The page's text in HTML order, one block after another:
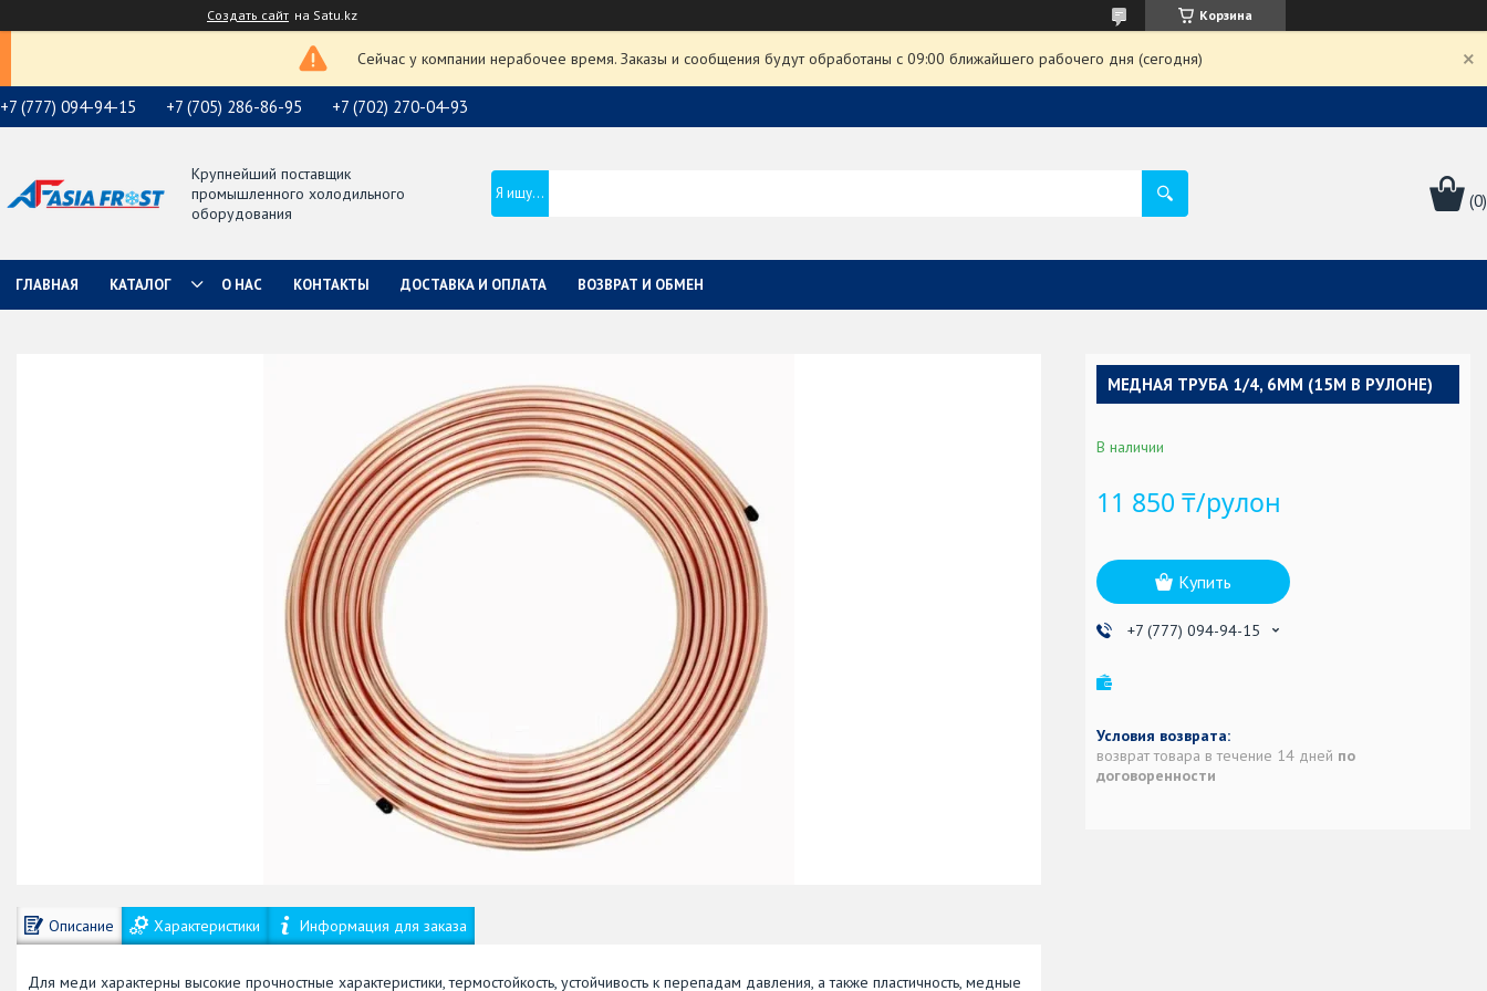
Создать сайт на Satu.kz Корзина
Сейчас у компании нерабочее время. Заказы и сообщения будут обработаны с 09:00 ближайшего рабочего дня (сегодня)
+7 (777) 094-94-15 +7 (705) 286-86-95 +7 (702) 270-04-93
Крупнейший поставщик
промышленного холодильного
оборудования
ГЛАВНАЯ КАТАЛОГ О НАС КОНТАКТЫ ДОСТАВКА И ОПЛАТА ВОЗВРАТ И ОБМЕН
Описание Характеристики Информация для заказа
Для меди характерны высокие прочностные характеристики, термостойкость, устойчивость к перепадам давления, а также пластичность, медные
МЕДНАЯ ТРУБА 1/4, 6ММ (15М В РУЛОНЕ)
В наличии
11 850 ₸/рулон
Купить
+7 (777) 094-94-15
возврат товара в течение 14 дней по
договоренности